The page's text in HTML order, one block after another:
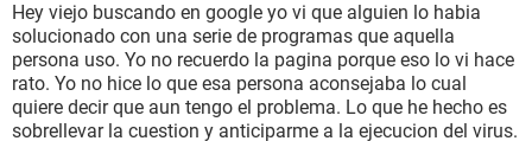
Hey viejo buscando en google yo vi que alguien lo habia
solucionado con una serie de programas que aquella
persona uso. Yo no recuerdo la pagina porque eso lo vi hace
rato. Yo no hice lo que esa persona aconsejaba lo cual
quiere decir que aun tengo el problema. Lo que he hecho es
sobrellevar la cuestion y anticiparme a la ejecucion del virus.